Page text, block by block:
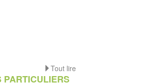
Tout lire
PARTICULIERS